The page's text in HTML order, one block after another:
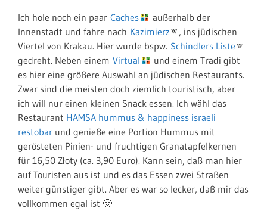
Ich hole noch ein paar Caches
außerhalb der
Innenstadt und fahre nach Kazimierz
, ins jüdischen
Viertel von Krakau. Hier wurde bspw. Schindlers Liste
gedreht. Neben einem Virtual
und einem Tradi gibt
es hier eine größere Auswahl an jüdischen Restaurants.
Zwar sind die meisten doch ziemlich touristisch, aber
ich will nur einen kleinen Snack essen. Ich wähl das
Restaurant HAMSA hummus & happiness israeli
restobar und genieße eine Portion Hummus mit
gerösteten Pinien- und fruchtigen Granatapfelkernen
für 16,50 Złoty (ca. 3,90 Euro). Kann sein, daß man hier
auf Touristen aus ist und es das Essen zwei Straßen
weiter günstiger gibt. Aber es war so lecker, daß mir das
vollkommen egal ist 🙂